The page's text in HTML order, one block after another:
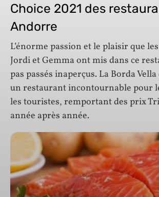
Choice 2021 des
Andorre
L’énorme passion et le plaisir que
Jordi et Gemma ont mis dans ce
pas passés inaperçus. La Borda
un restaurant incontournable pour
les touristes, remportant des prix
année après année.